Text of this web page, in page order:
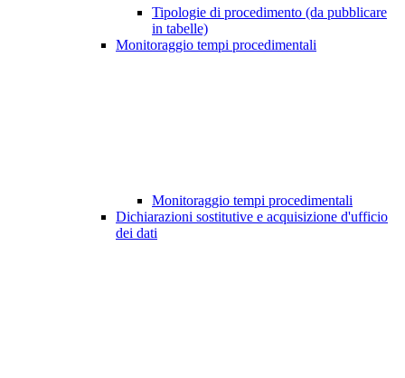
Tipologie di procedimento (da pubblicare
in tabelle)
Monitoraggio tempi procedimentali
Monitoraggio tempi procedimentali
Dichiarazioni sostitutive e acquisizione d'ufficio
dei dati